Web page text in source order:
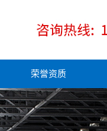
荣誉资质